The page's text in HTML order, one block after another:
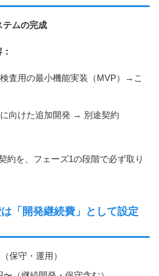
テムの完成
査用の最小機能実装（MVP）→こ
向けた追加開発 → 別途契約
約を、フェーズ1の段階で必ず取り
「開発継続費」として設定
保守・運用）